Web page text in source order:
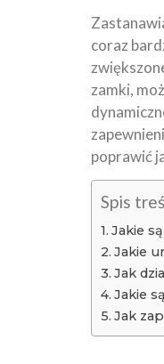
coraz
zamki,
poprawić
Spis
Jakie
Jakie
Jak
Jakie
Jak